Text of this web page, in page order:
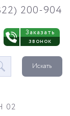
200-904
Заказать
звонок
Искать
02